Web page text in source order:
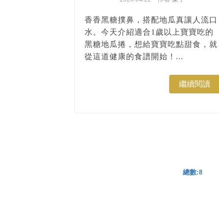
香香黑糖撲鼻，搭配地瓜真讓人流口
水。今天介紹適合1歲以上寶寶吃的
黑糖地瓜捲，想給寶寶吃點甜食，就
從這道健康的食譜開始！...
繼續閱讀
總數:8